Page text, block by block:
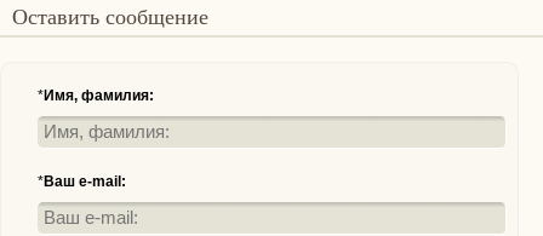
Оставить сообщение
*Имя, фамилия:
*Ваш e-mail: